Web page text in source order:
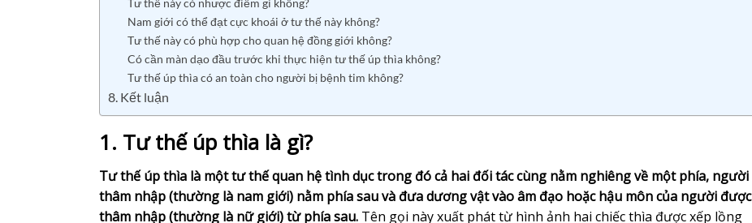
Nam giới có thể đạt cực khoái ở tư thế này không?
Tư thế này có phù hợp cho quan hệ đồng giới không?
Có cần màn dạo đầu trước khi thực hiện tư thế úp thìa không?
Tư thế úp thìa có an toàn cho người bị bệnh tim không?
8. Kết luận
1. Tư thế úp thìa là gì?
Tư thế úp thìa là một tư thế quan hệ tình dục trong đó cả hai đối tác cùng nằm nghiêng về một phía, người
thâm nhập (thường là nam giới) nằm phía sau và đưa dương vật vào âm đạo hoặc hậu môn của người được
thâm nhập (thường là nữ giới) từ phía sau. Tên gọi này xuất phát từ hình ảnh hai chiếc thìa được xếp lồng